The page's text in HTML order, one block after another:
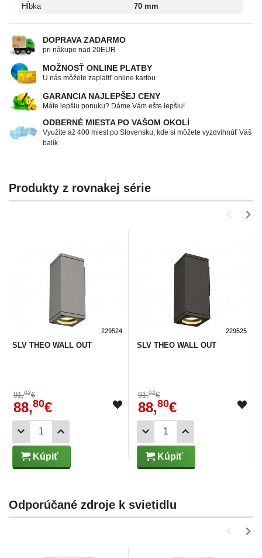
Hĺbka 70 mm
DOPRAVA ZADARMO
pri nákupe nad 20EUR
MOŽNOSŤ ONLINE PLATBY
U nás môžete zaplatiť online kartou
GARANCIA NAJLEPŠEJ CENY
Máte lepšiu ponuku? Dáme Vám ešte lepšiu!
ODBERNÉ MIESTA PO VAŠOM OKOLÍ
Využite až 400 miest po Slovensku, kde si môžete vyzdvihnúť Váš
balík
Produkty z rovnakej série
229524
SLV THEO WALL OUT
91,02€
88,80€
Kúpiť
229525
SLV THEO WALL OUT
91,02€
88,80€
Kúpiť
Odporúčané zdroje k svietidlu